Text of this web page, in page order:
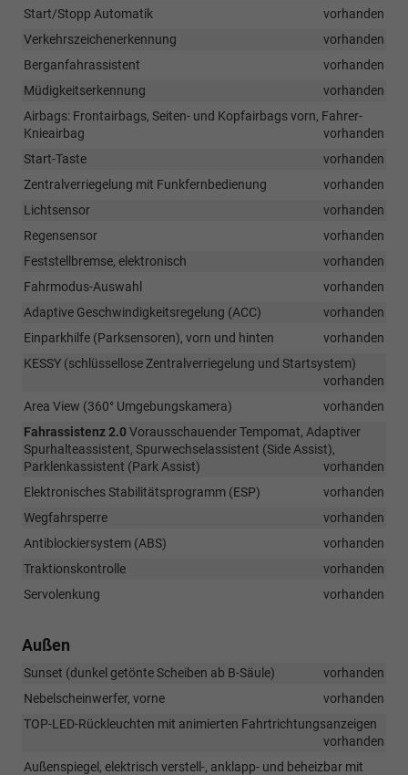
Start/Stopp Automatik
vorhanden
Verkehrszeichenerkennung
vorhanden
Berganfahrassistent
vorhanden
Müdigkeitserkennung
vorhanden
Airbags: Frontairbags, Seiten- und Kopfairbags vorn, Fahrer-
Knieairbag
vorhanden
Start-Taste
vorhanden
Zentralverriegelung mit Funkfernbedienung
vorhanden
Lichtsensor
vorhanden
Regensensor
vorhanden
Feststellbremse, elektronisch
vorhanden
Fahrmodus-Auswahl
vorhanden
Adaptive Geschwindigkeitsregelung (ACC)
vorhanden
Einparkhilfe (Parksensoren), vorn und hinten
vorhanden
KESSY (schlüssellose Zentralverriegelung und Startsystem)
vorhanden
Area View (360° Umgebungskamera)
vorhanden
Fahrassistenz 2.0Vorausschauender Tempomat, Adaptiver
Spurhalteassistent, Spurwechselassistent (Side Assist),
Parklenkassistent (Park Assist)
vorhanden
Elektronisches Stabilitätsprogramm (ESP)
vorhanden
Wegfahrsperre
vorhanden
Antiblockiersystem (ABS)
vorhanden
Traktionskontrolle
vorhanden
Servolenkung
vorhanden
Außen
Sunset (dunkel getönte Scheiben ab B-Säule)
vorhanden
Nebelscheinwerfer, vorne
vorhanden
TOP-LED-Rückleuchten mit animierten Fahrtrichtungsanzeigen
vorhanden
Außenspiegel, elektrisch verstell-, anklapp- und beheizbar mit